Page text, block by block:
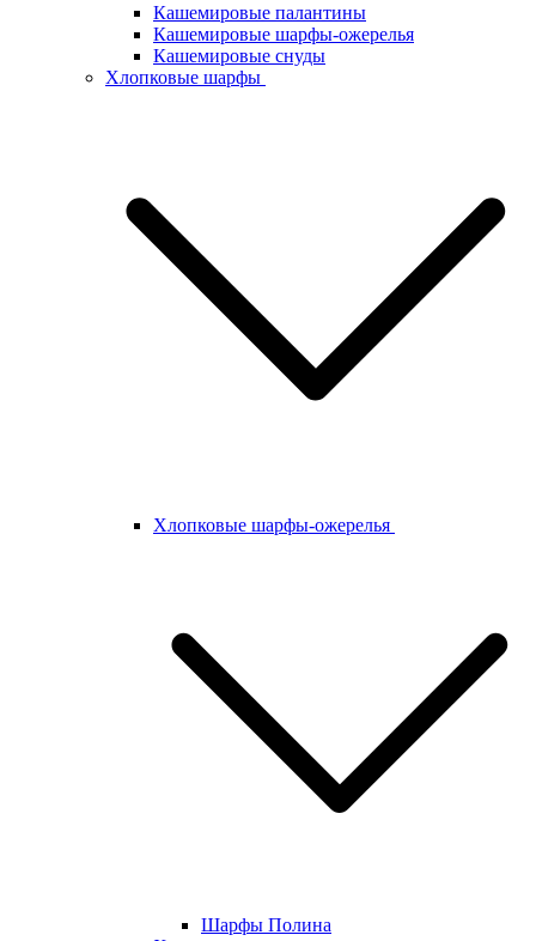
Кашемировые палантины
Кашемировые шарфы-ожерелья
Кашемировые снуды
Хлопковые шарфы
Хлопковые шарфы-ожерелья
Шарфы Полина